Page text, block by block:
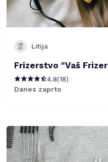
Litija
Frizerstvo "Vaš
4.8(18)
Danes zaprto